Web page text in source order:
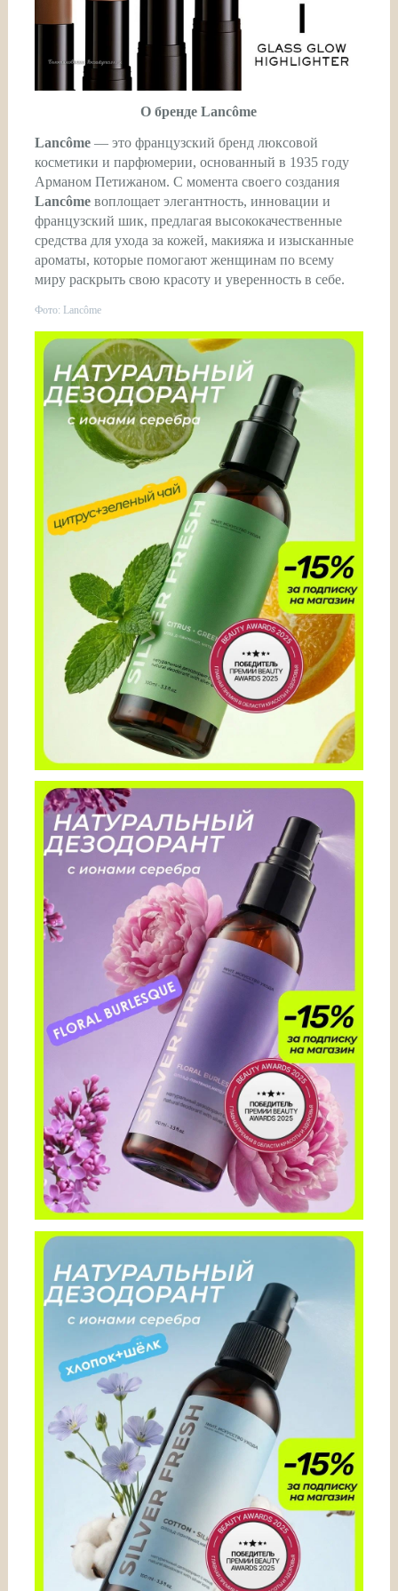
О бренде Lancôme
Lancôme— это французский бренд люксовой
косметики и парфюмерии, основанный в 1935 году
Арманом Петижаном. С момента своего создания
Lancômeвоплощает элегантность, инновации и
французский шик, предлагая высококачественные
средства для ухода за кожей, макияжа и изысканные
ароматы, которые помогают женщинам по всему
миру раскрыть свою красоту и уверенность в себе.
Фото: Lancôme